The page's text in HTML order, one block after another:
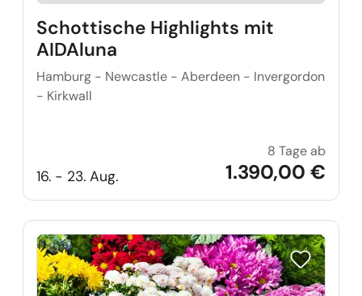
Schottische Highlights mit
AIDAluna
Hamburg - Newcastle - Aberdeen - Invergordon
- Kirkwall
16. - 23. Aug.
8 Tage ab
1.390,00 €
Reise auf